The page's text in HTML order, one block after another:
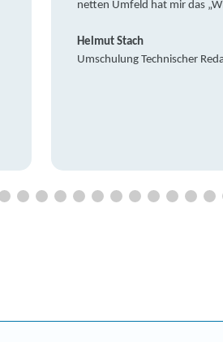
netten Umfeld hat mir das
Helmut Stach
Umschulung Technischer